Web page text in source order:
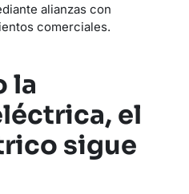
alianzas con
comerciales.
la
el
sigue